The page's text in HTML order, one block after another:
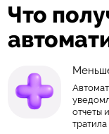
Что
отчеты